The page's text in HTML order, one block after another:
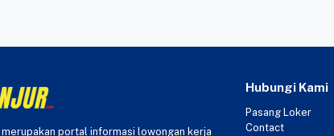
merupakan portal informasi lowongan kerja
Hubungi Kami
Pasang Loker
Contact